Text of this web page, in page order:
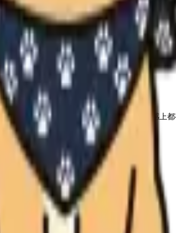
在如何爱人、如何选择关系、如何建立亲密感上
如何爱人、如何选择关系、如何建立亲密感上都